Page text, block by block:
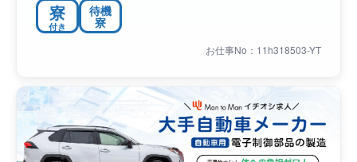
寮
付き
待機
寮
お仕事No：11h318503-YT